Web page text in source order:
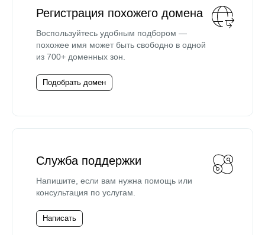
Регистрация похожего домена
Воспользуйтесь удобным подбором —
похожее имя может быть свободно в одной
из 700+ доменных зон.
Подобрать домен
Служба поддержки
Напишите, если вам нужна помощь или
консультация по услугам.
Написать